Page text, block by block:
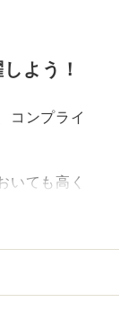
よう！
コンプライ
いても高く
いたかを説